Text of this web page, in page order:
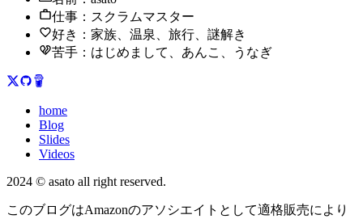
仕事：スクラムマスター
好き：家族、温泉、旅行、謎解き
苦手：はじめまして、あんこ、うなぎ
home
Blog
Slides
Videos
2024 © asato all right reserved.
このブログはAmazonのアソシエイトとして適格販売により